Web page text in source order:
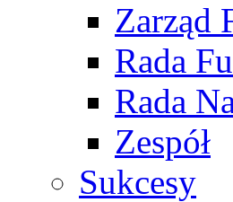
Zarząd
Rada
Rada
Zespół
Sukcesy